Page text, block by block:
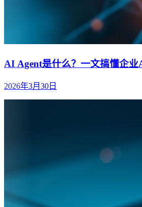
AI Agent是什么？一文搞懂企
2026年3月30日